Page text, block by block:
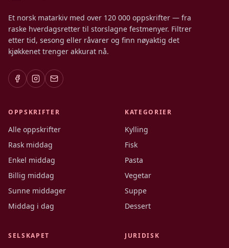
Et norsk matarkiv med over 120 000 oppskrifter — fra
raske hverdagsretter til storslagne festmenyer. Filtrer
etter tid, sesong eller råvarer og finn nøyaktig det
kjøkkenet trenger akkurat nå.
OPPSKRIFTER
Alle oppskrifter
Rask middag
Enkel middag
Billig middag
Sunne middager
Middag i dag
KATEGORIER
Kylling
Fisk
Pasta
Vegetar
Suppe
Dessert
SELSKAPET JURIDISK